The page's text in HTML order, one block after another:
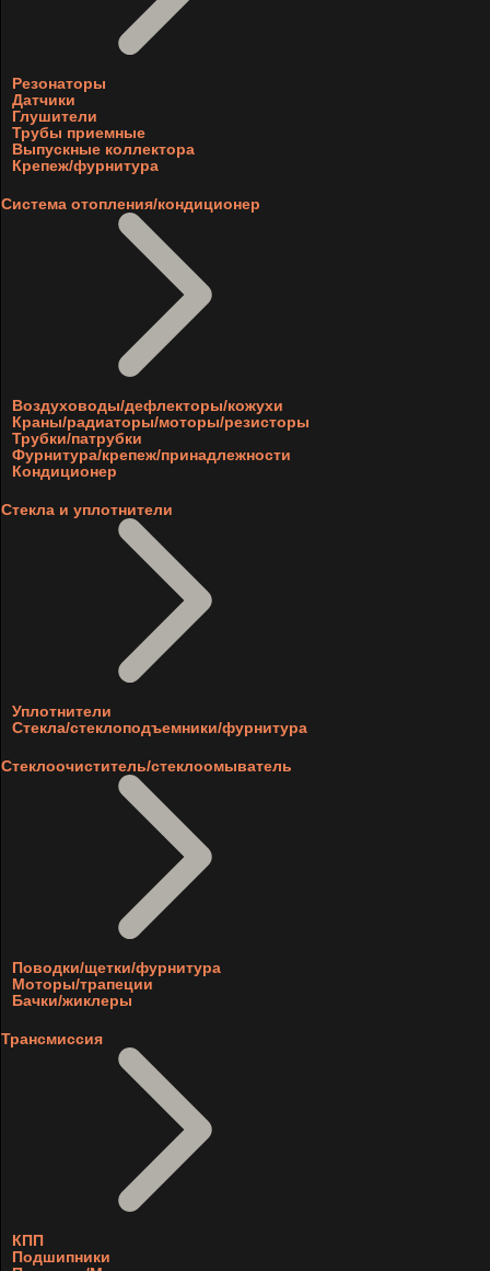
Резонаторы
Датчики
Глушители
Трубы приемные
Выпускные коллектора
Крепеж/фурнитура
Система отопления/кондиционер
Воздуховоды/дефлекторы/кожухи
Краны/радиаторы/моторы/резисторы
Трубки/патрубки
Фурнитура/крепеж/принадлежности
Кондиционер
Стекла и уплотнители
Уплотнители
Стекла/стеклоподъемники/фурнитура
Стеклоочиститель/стеклоомыватель
Поводки/щетки/фурнитура
Моторы/трапеции
Бачки/жиклеры
Трансмиссия
КПП
Подшипники